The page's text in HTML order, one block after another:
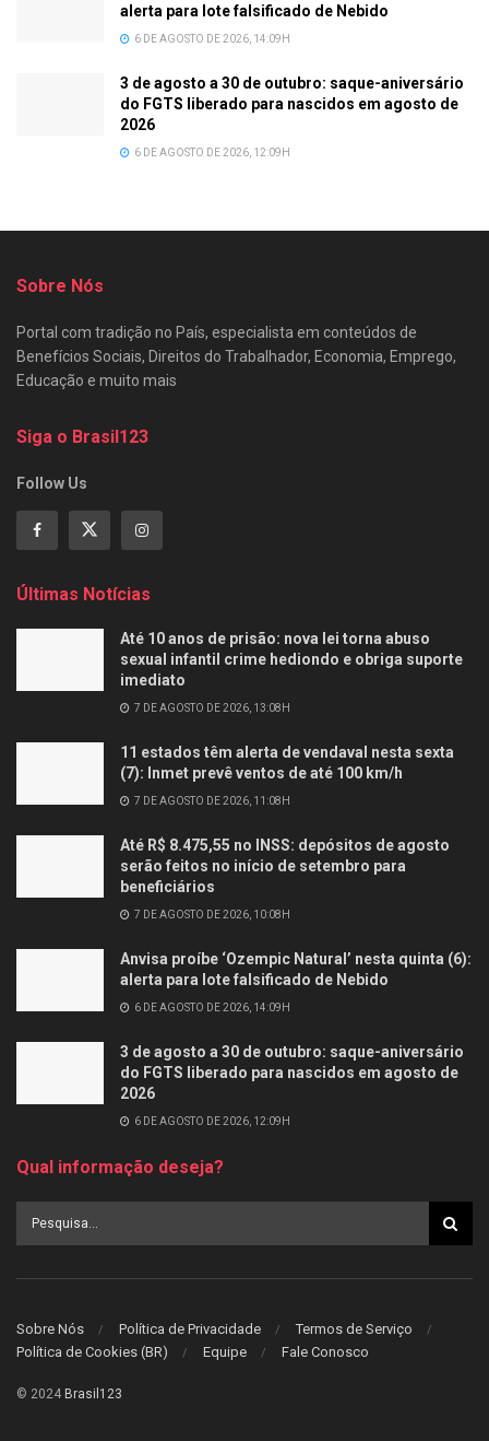
alerta para lote falsificado de Nebido
6 DE AGOSTO DE 2026, 14:09H
3 de agosto a 30 de outubro: saque-aniversário
do FGTS liberado para nascidos em agosto de
2026
6 DE AGOSTO DE 2026, 12:09H
Sobre Nós
Portal com tradição no País, especialista em conteúdos de
Benefícios Sociais, Direitos do Trabalhador, Economia, Emprego,
Educação e muito mais
Siga o Brasil123
Follow Us
Últimas Notícias
Até 10 anos de prisão: nova lei torna abuso
sexual infantil crime hediondo e obriga suporte
imediato
7 DE AGOSTO DE 2026, 13:08H
11 estados têm alerta de vendaval nesta sexta
(7): Inmet prevê ventos de até 100 km/h
7 DE AGOSTO DE 2026, 11:08H
Até R$ 8.475,55 no INSS: depósitos de agosto
serão feitos no início de setembro para
beneficiários
7 DE AGOSTO DE 2026, 10:08H
Anvisa proíbe ‘Ozempic Natural’ nesta quinta (6):
alerta para lote falsificado de Nebido
6 DE AGOSTO DE 2026, 14:09H
3 de agosto a 30 de outubro: saque-aniversário
do FGTS liberado para nascidos em agosto de
2026
6 DE AGOSTO DE 2026, 12:09H
Qual informação deseja?
Sobre Nós Política de Privacidade
Termos de Serviço
Política de Cookies (BR)
Equipe Fale Conosco
© 2024 Brasil123